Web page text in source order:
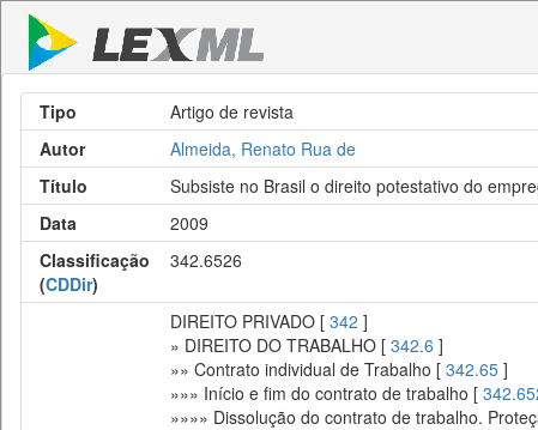
Tipo
Artigo de revista
Autor
Almeida, Renato Rua de
Título
Subsiste no Brasil o direito potestativo do
Data
2009
Classificação
(CDDir)
342.6526
DIREITO PRIVADO [ 342 ]
» DIREITO DO TRABALHO [ 342.6 ]
»» Contrato individual de Trabalho [ 342.65 ]
»»» Início e fim do contrato de trabalho [
»»»» Dissolução do contrato de trabalho.